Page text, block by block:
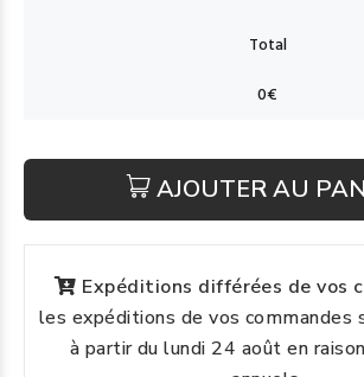
AJOUTER AU
Expéditions différées de vos
les expéditions de vos commandes
à partir du lundi 24 août en